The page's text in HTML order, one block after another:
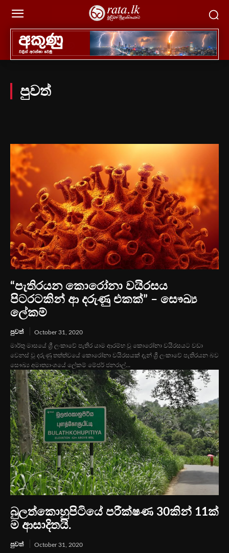
පුවත්
“පැතිරයන කොරෝනා වයිරසය
පිටරටකින් ආ දරුණු එකක්” – සෞඛ්‍ය
ලේකම්
පුවත් October 31, 2020
මාර්තු මාසයේ ශ්‍රී ලංකාවේ පැතිර යාම ආරම්භ වූ කොරෝනා වයිරසයට වඩා
වෙනස් වූ දරුණු තත්ත්වයේ කොරෝනා වයිරසයක් දැන් ශ්‍රී ලංකාවේ පැතිරයන බව
සෞඛ්‍ය අමාත්‍යාංශයේ ලේකම් මේජර් ජනරාල්...
බුලත්කොහුපිටියේ පරීක්ෂණ 30කින් 11ක්
ම ආසාදිතයි.
පුවත් October 31, 2020